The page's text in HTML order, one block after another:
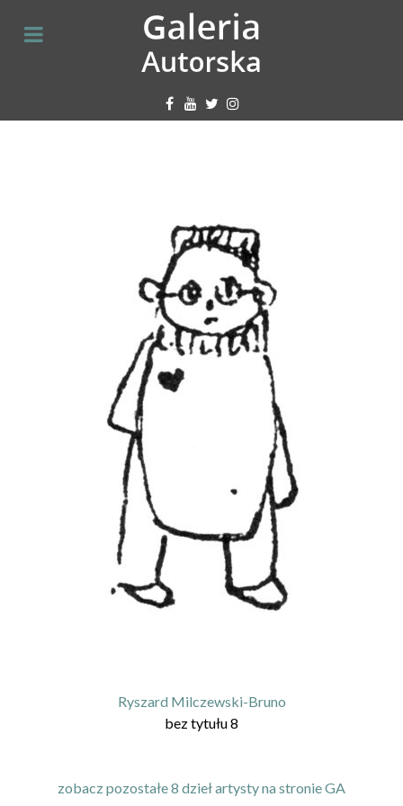
Ryszard Milczewski-Bruno
bez tytułu 8
zobacz pozostałe 8 dzieł artysty na stronie GA